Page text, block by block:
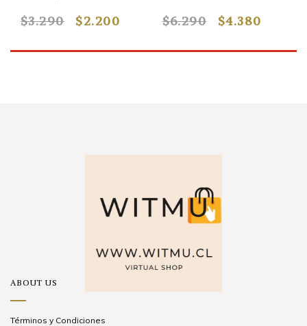
$3.290
$2.200
$6.290
$4.380
ABOUT US
Términos y Condiciones